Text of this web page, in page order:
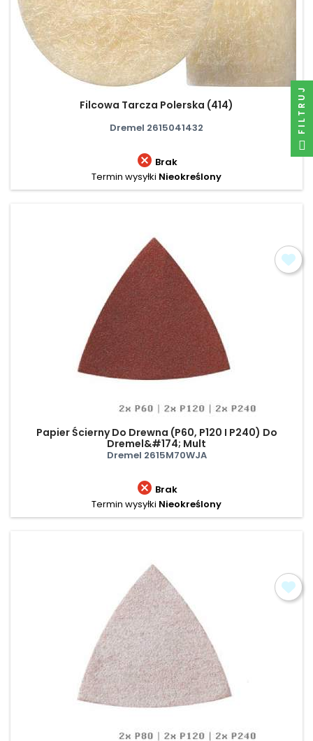
Filcowa Tarcza Polerska (414)
Dremel 2615041432
 Brak
Termin wysyłki Nieokreślony
Papier Ścierny Do Drewna (P60, P120 I P240) Do
Dremel&#174; Mult
Dremel 2615M70WJA
 Brak
Termin wysyłki Nieokreślony
FILTRUJ